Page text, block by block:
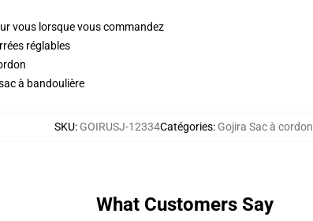
vous lorsque vous commandez
réglables
à bandoulière
SKU: GOIRUSJ-12334Catégories: Gojira Sac à cordon
What Customers Say